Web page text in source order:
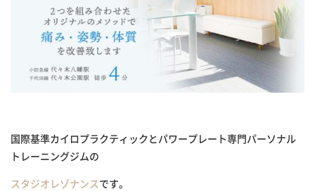
国際基準カイロプラクティックとパワープレート専門パーソナル
トレーニングジムの
スタジオレゾナンスです。